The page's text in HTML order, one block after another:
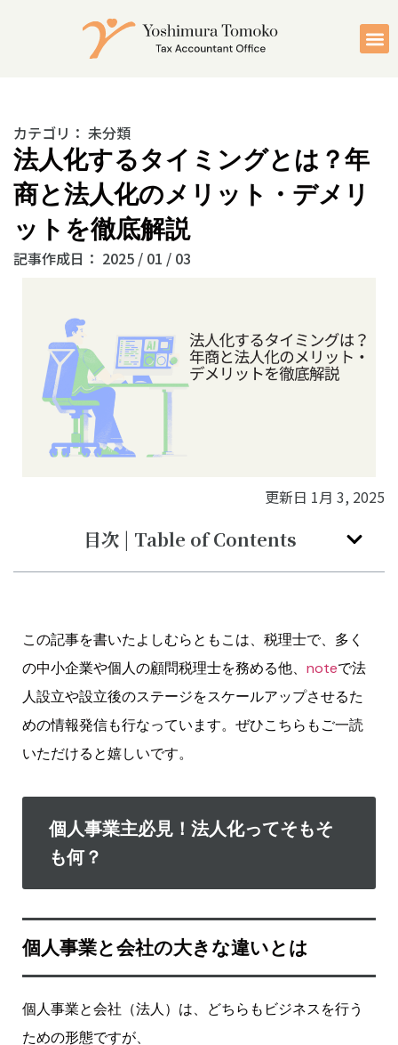
カテゴリ： 未分類
法人化するタイミングとは？年
商と法人化のメリット・デメリ
ットを徹底解説
記事作成日： 2025 / 01 / 03
更新日 1月 3, 2025
目次 | Table of Contents
この記事を書いたよしむらともこは、税理士で、多く
の中小企業や個人の顧問税理士を務める他、 noteで法
人設立や設立後のステージをスケールアップさせるた
めの情報発信も行なっています。ぜひこちらもご一読
いただけると嬉しいです。
個人事業主必見！法人化ってそもそ
も何？
個人事業と会社の大きな違いとは
個人事業と会社（法人）は、どちらもビジネスを行う
ための形態ですが、